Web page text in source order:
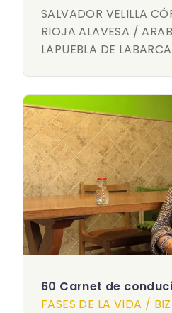
SALVADOR VELILLA
RIOJA ALAVESA /
LAPUEBLA DE LABARCA
60 Carnet de
FASES DE LA VIDA /